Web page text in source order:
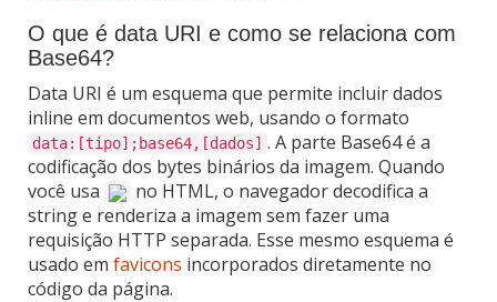
O que é data URI e como se relaciona com
Base64?
Data URI é um esquema que permite incluir dados
inline em documentos web, usando o formato
data:[tipo];base64,[dados] . A parte Base64 é a
codificação dos bytes binários da imagem. Quando
você usa
no HTML, o navegador decodifica a
string e renderiza a imagem sem fazer uma
requisição HTTP separada. Esse mesmo esquema é
usado em favicons incorporados diretamente no
código da página.